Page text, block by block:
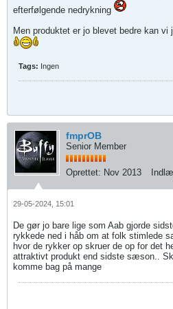
efterfølgende nedrykning
Men produktet er jo blevet bedre kan vi
Tags: Ingen
fmprOB
Senior Member
Oprettet: Nov 2013
29-05-2024, 15:01
De gør jo bare lige som Aab gjorde
rykkede ned i håb om at folk stimlede
hvor de rykker op skruer de op for det
attraktivt produkt end sidste sæson..
komme bag på mange